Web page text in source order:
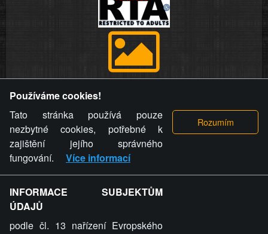
videa a komentáře. Osoba, které se toto opatření provozovatele
stránky týče, ani osoba, která umístila fotografii nebo video na
stránku, nemůže z důvodu odstranění fotografie, videa nebo
komentáře pro výše uvedenou okolnost uplatnit vůči
provozovateli stránky žádný nárok na náhradu škody nebo
nemajetkové újmy.
ZVRÁCENÝ.CZ - Svět není zvrácenej. To jen
ty lidi...
Používáme cookies!
Tato stránka používá pouze
nezbytné cookies, potřebné k
zajištění jejího správného
fungování.
Více informací
INFORMACE SUBJEKTŮM
ÚDAJŮ
podle čl. 13 nařízení Evropského